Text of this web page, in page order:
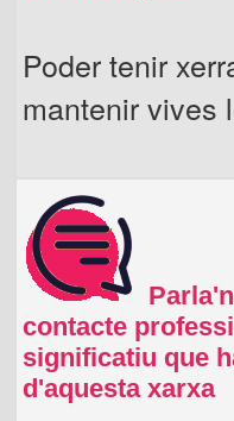
Poder tenir
mantenir vives
contacte
significatiu que
d'aquesta xarxa